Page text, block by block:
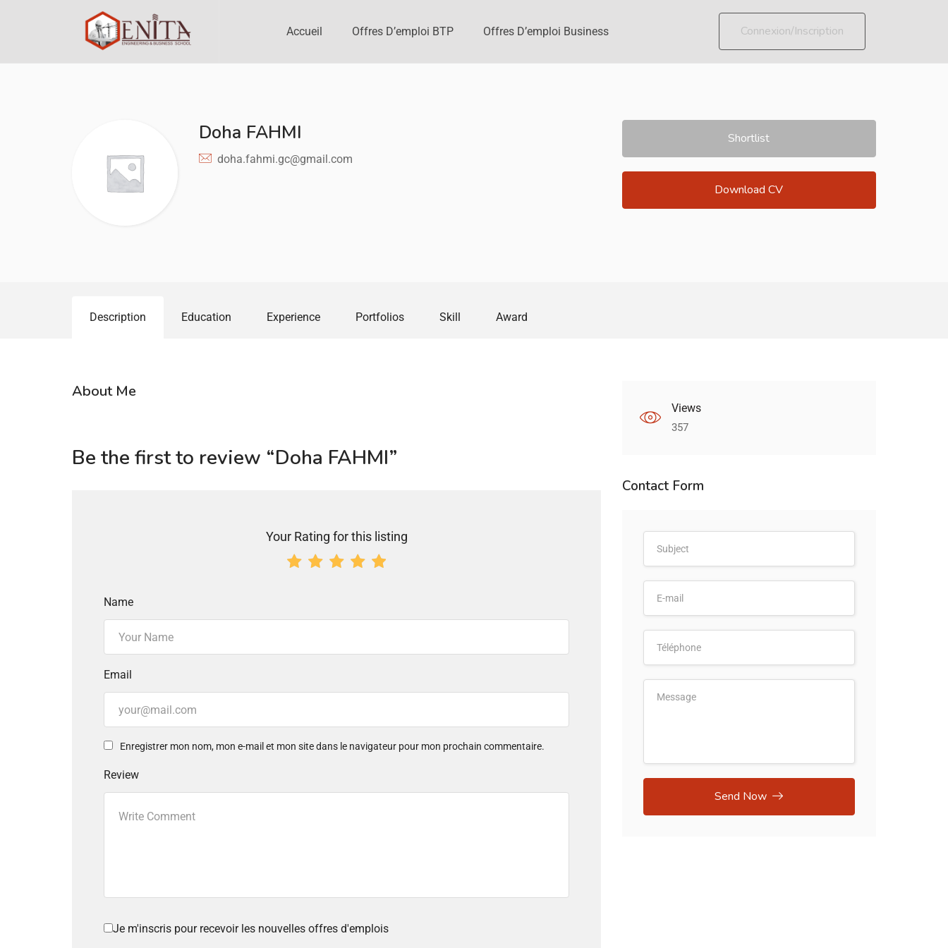
Accueil Offres D’emploi BTP Offres D’emploi Business Connexion/Inscription
Doha FAHMI
doha.fahmi.gc@gmail.com
Shortlist
Download CV
Description Education Experience Portfolios Skill Award
About Me
Be the first to review “Doha FAHMI”
Your Rating for this listing
Name
Email
Enregistrer mon nom, mon e-mail et mon site dans le navigateur pour mon prochain commentaire.
Review
Je m'inscris pour recevoir les nouvelles offres d'emplois
Views
357
Contact Form
Send Now